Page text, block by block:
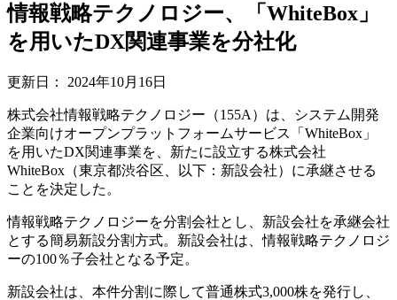
情報戦略テクノロジー、「WhiteBox」
を用いたDX関連事業を分社化
更新日： 2024年10月16日
株式会社情報戦略テクノロジー（155A）は、システム開発
企業向けオープンプラットフォームサービス「WhiteBox」
を用いたDX関連事業を、新たに設立する株式会社
WhiteBox（東京都渋谷区、以下：新設会社）に承継させる
ことを決定した。
情報戦略テクノロジーを分割会社とし、新設会社を承継会社
とする簡易新設分割方式。新設会社は、情報戦略テクノロジ
ーの100％子会社となる予定。
新設会社は、本件分割に際して普通株式3,000株を発行し、